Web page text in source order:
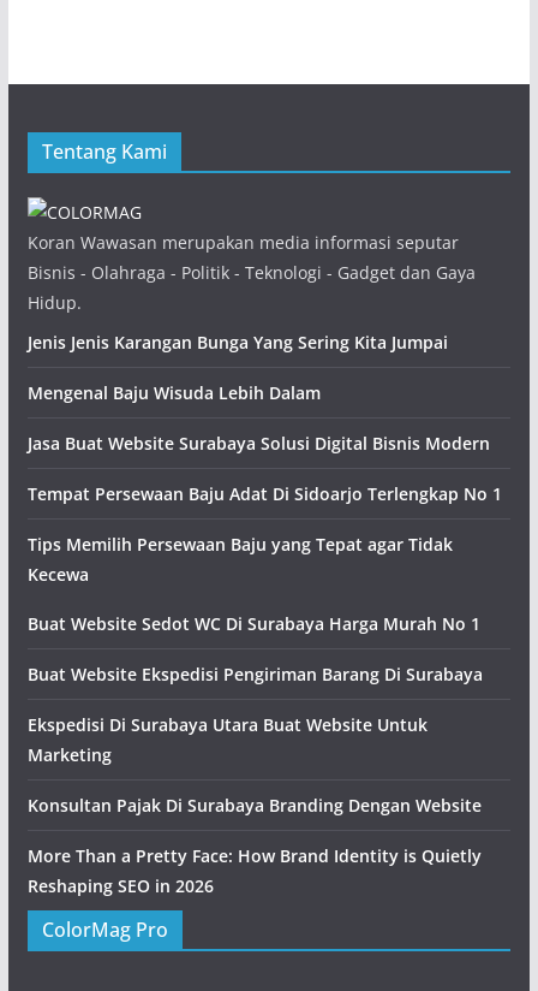
Tentang Kami
Koran Wawasan merupakan media informasi seputar
Bisnis - Olahraga - Politik - Teknologi - Gadget dan Gaya
Hidup.
Jenis Jenis Karangan Bunga Yang Sering Kita Jumpai
Mengenal Baju Wisuda Lebih Dalam
Jasa Buat Website Surabaya Solusi Digital Bisnis Modern
Tempat Persewaan Baju Adat Di Sidoarjo Terlengkap No 1
Tips Memilih Persewaan Baju yang Tepat agar Tidak
Kecewa
Buat Website Sedot WC Di Surabaya Harga Murah No 1
Buat Website Ekspedisi Pengiriman Barang Di Surabaya
Ekspedisi Di Surabaya Utara Buat Website Untuk
Marketing
Konsultan Pajak Di Surabaya Branding Dengan Website
More Than a Pretty Face: How Brand Identity is Quietly
Reshaping SEO in 2026
ColorMag Pro